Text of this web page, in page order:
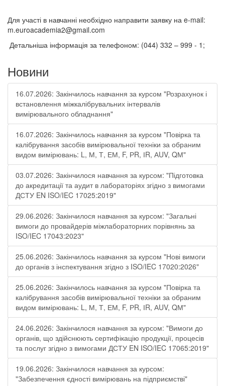
Для участі в навчанні необхідно направити заявку на e-mail:
m.euroacademia2@gmail.com
Детальніша інформація за телефоном: (044) 332 – 999 - 1;
Новини
16.07.2026: Закінчилось навчання за курсом "Розрахунок і
встановлення міжкалібрувальних інтервалів
вимірювального обладнання"
16.07.2026: Закінчилось навчання за курсом "Повірка та
калібрування засобів вимірювальної техніки за обраним
видом вимірювань: L, М, Т, ЕМ, F, РR, ІR, АUV, QМ"
03.07.2026: Закінчилося навчання за курсом: "Підготовка
до акредитації та аудит в лабораторіях згідно з вимогами
ДСТУ EN ISO/IEC 17025:2019"
29.06.2026: Закінчилося навчання за курсом: "Загальні
вимоги до провайдерів міжлабораторних порівнянь за
ISO/IEC 17043:2023"
25.06.2026: Закінчилось навчання за курсом "Нові вимоги
до органів з інспектування згідно з ISO/IEC 17020:2026"
25.06.2026: Закінчилось навчання за курсом "Повірка та
калібрування засобів вимірювальної техніки за обраним
видом вимірювань: L, М, Т, ЕМ, F, РR, ІR, АUV, QМ"
24.06.2026: Закінчилося навчання за курсом: "Вимоги до
органів, що здійснюють сертифікацію продукції, процесів
та послуг згідно з вимогами ДСТУ EN ISO/IEC 17065:2019"
19.06.2026: Закінчилося навчання за курсом:
"Забезпечення єдності вимірювань на підприємстві"